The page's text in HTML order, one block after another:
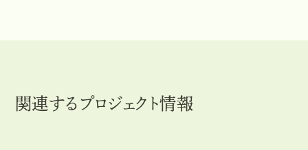
関連するプロジェクト情報